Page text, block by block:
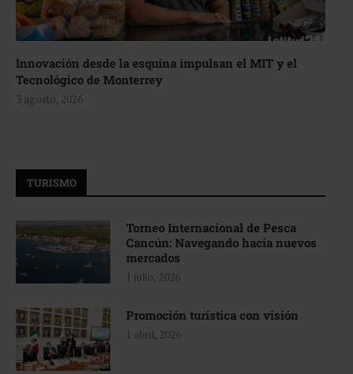
Innovación desde la esquina impulsan el MIT y el
Tecnológico de Monterrey
3 agosto, 2026
TURISMO
Torneo Internacional de Pesca
Cancún: Navegando hacia nuevos
mercados
1 julio, 2026
Promoción turística con visión
1 abril, 2026